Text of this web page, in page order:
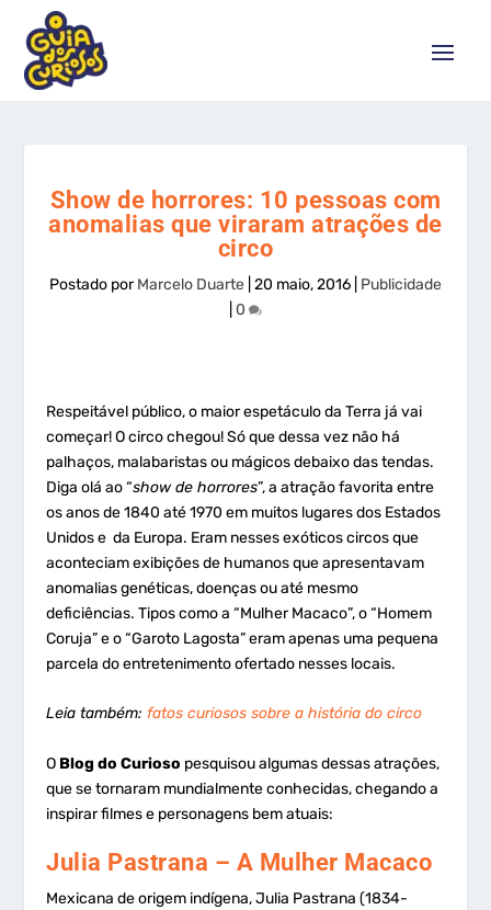
Show de horrores: 10 pessoas com
anomalias que viraram atrações de
circo
Postado porMarcelo Duarte 20 maio, 2016 Publicidade
0
Respeitável público, o maior espetáculo da Terra já vai
começar! O circo chegou! Só que dessa vez não há
palhaços, malabaristas ou mágicos debaixo das tendas.
Diga olá ao “show de horrores”, a atração favorita entre
os anos de 1840 até 1970 em muitos lugares dos Estados
Unidos e da Europa. Eram nesses exóticos circos que
aconteciam exibições de humanos que apresentavam
anomalias genéticas, doenças ou até mesmo
deficiências. Tipos como a “Mulher Macaco”, o “Homem
Coruja” e o “Garoto Lagosta” eram apenas uma pequena
parcela do entretenimento ofertado nesses locais.
Leia também:fatos curiosos sobre a história do circo
O Blog do Curioso pesquisou algumas dessas atrações,
que se tornaram mundialmente conhecidas, chegando a
inspirar filmes e personagens bem atuais:
Julia Pastrana – A Mulher Macaco
Mexicana de origem indígena, Julia Pastrana (1834-